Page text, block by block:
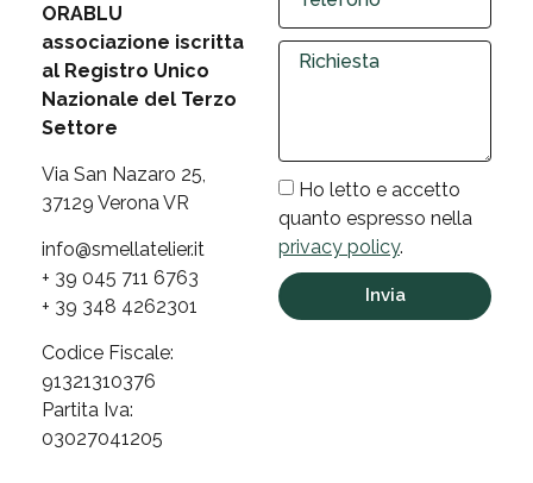
ORABLU
associazione iscritta
al Registro Unico
Nazionale del Terzo
Settore
Via San Nazaro 25,
37129 Verona VR
info@smellatelier.it
+ 39 045 711 6763
+ 39 348 4262301
Codice Fiscale:
91321310376
Partita Iva:
03027041205
Ho letto e accetto
quanto espresso nella
privacy policy.
Invia